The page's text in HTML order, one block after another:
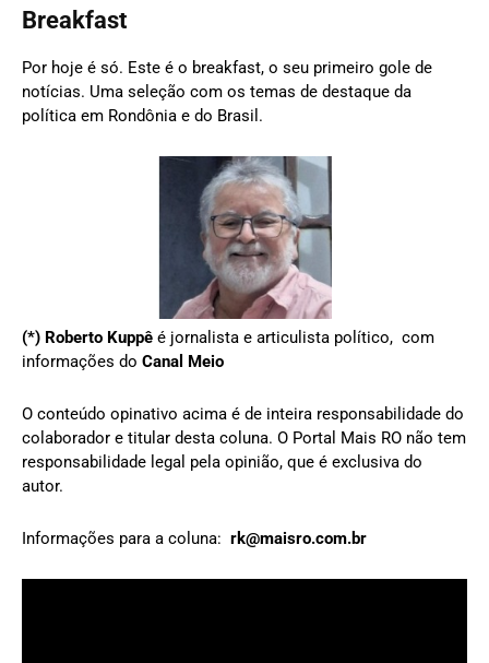
Breakfast
Por hoje é só. Este é o breakfast, o seu primeiro gole de
notícias. Uma seleção com os temas de destaque da
política em Rondônia e do Brasil.
(*) Roberto Kuppê é jornalista e articulista político, com
informações do Canal Meio
O conteúdo opinativo acima é de inteira responsabilidade do
colaborador e titular desta coluna. O Portal Mais RO não tem
responsabilidade legal pela opinião, que é exclusiva do
autor.
Informações para a coluna: rk@maisro.com.br